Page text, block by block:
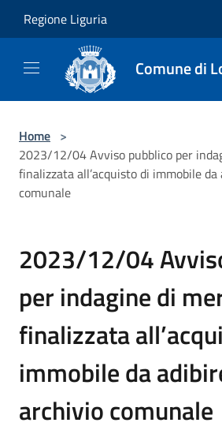
Regione Liguria
Comune di
Home >
2023/12/04 Avviso pubblico per
finalizzata all’acquisto di immobile
comunale
2023/12/04
per indagine di
finalizzata
immobile da
archivio comunale